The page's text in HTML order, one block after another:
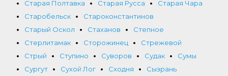
Старая Полтавка
Старая Русса
Старая Чара
Старобельск
Староконстантинов
Старый Оскол
Стаханов
Степное
Стерлитамак
Сторожинец
Стрежевой
Стрый
Ступино Суворов Судак
Сумы
Сургут
Сухой Лог Сходня
Сызрань